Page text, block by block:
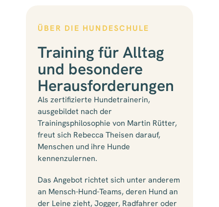
ÜBER DIE HUNDESCHULE
Training für Alltag
und besondere
Herausforderungen
Als zertifizierte Hundetrainerin,
ausgebildet nach der
Trainingsphilosophie von Martin Rütter,
freut sich Rebecca Theisen darauf,
Menschen und ihre Hunde
kennenzulernen.
Das Angebot richtet sich unter anderem
an Mensch-Hund-Teams, deren Hund an
der Leine zieht, Jogger, Radfahrer oder